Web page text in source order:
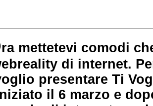
ra mettetevi comodi
di internet.
presentare Ti
il 6 marzo e